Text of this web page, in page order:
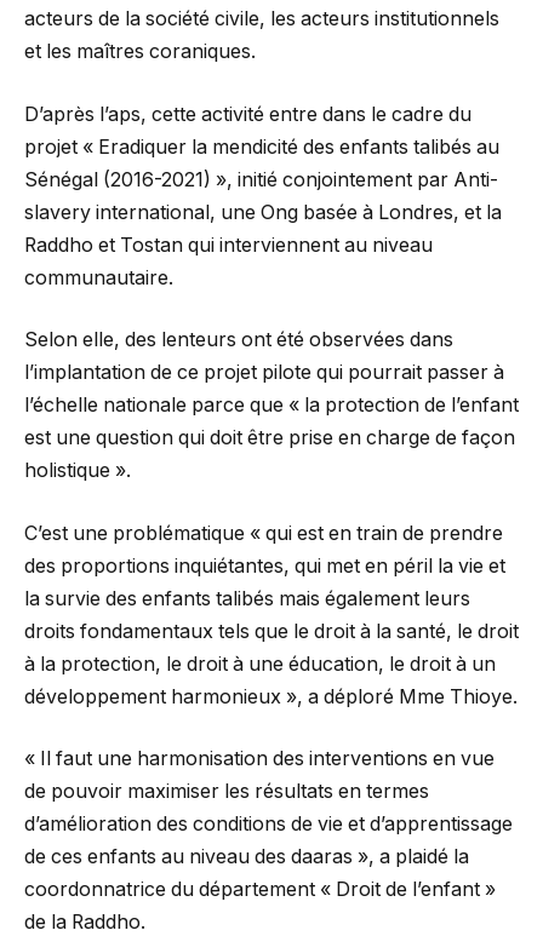
acteurs de la société civile, les acteurs institutionnels
et les maîtres coraniques.
D’après l’aps, cette activité entre dans le cadre du
projet « Eradiquer la mendicité des enfants talibés au
Sénégal (2016-2021) », initié conjointement par Anti-
slavery international, une Ong basée à Londres, et la
Raddho et Tostan qui interviennent au niveau
communautaire.
Selon elle, des lenteurs ont été observées dans
l’implantation de ce projet pilote qui pourrait passer à
l’échelle nationale parce que « la protection de l’enfant
est une question qui doit être prise en charge de façon
holistique ».
C’est une problématique « qui est en train de prendre
des proportions inquiétantes, qui met en péril la vie et
la survie des enfants talibés mais également leurs
droits fondamentaux tels que le droit à la santé, le droit
à la protection, le droit à une éducation, le droit à un
développement harmonieux », a déploré Mme Thioye.
« Il faut une harmonisation des interventions en vue
de pouvoir maximiser les résultats en termes
d’amélioration des conditions de vie et d’apprentissage
de ces enfants au niveau des daaras », a plaidé la
coordonnatrice du département « Droit de l’enfant »
de la Raddho.